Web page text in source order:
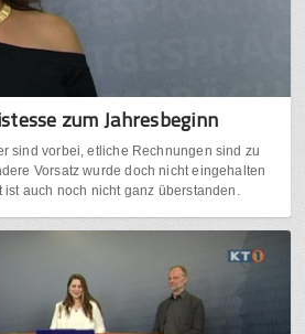
zum Jahresbeginn
sind vorbei, etliche Rechnungen sind zu
Vorsatz wurde doch nicht eingehalten
auch noch nicht ganz überstanden.